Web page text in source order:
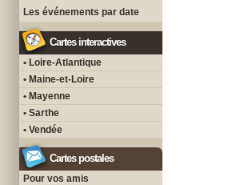
Les événements par date
Cartes interactives
• Loire-Atlantique
• Maine-et-Loire
• Mayenne
• Sarthe
• Vendée
Cartes postales
Pour vos amis